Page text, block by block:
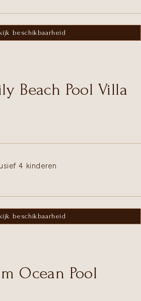
beschikbaarheid
Beach Pool Villa
4 kinderen
beschikbaarheid
Ocean Pool